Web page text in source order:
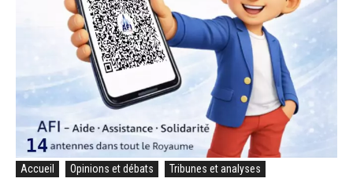
Accueil Opinions et débats Tribunes et analyses